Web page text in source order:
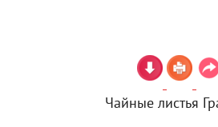
Чайные листья